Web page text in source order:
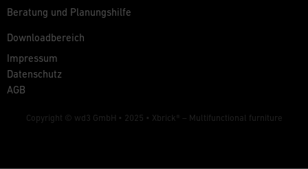
Beratung und Planungshilfe
Downloadbereich
Impressum
Datenschutz
AGB
Copyright © wd3 GmbH • 2025 • Xbrick® – Multifunctional furniture